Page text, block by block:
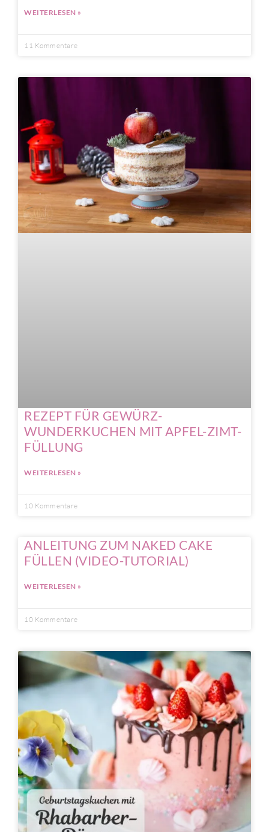
WEITERLESEN »
11 Kommentare
REZEPT FÜR GEWÜRZ-
WUNDERKUCHEN MIT APFEL-ZIMT-
FÜLLUNG
WEITERLESEN »
10 Kommentare
ANLEITUNG ZUM NAKED CAKE
FÜLLEN (VIDEO-TUTORIAL)
WEITERLESEN »
10 Kommentare